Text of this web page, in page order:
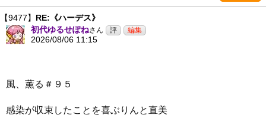
【9477】 RE:《ハーデス》
初代ゆるせぽねさん
2026/08/06 11:15
風、薫る＃９５
感染が収束したことを喜ぶりんと直美